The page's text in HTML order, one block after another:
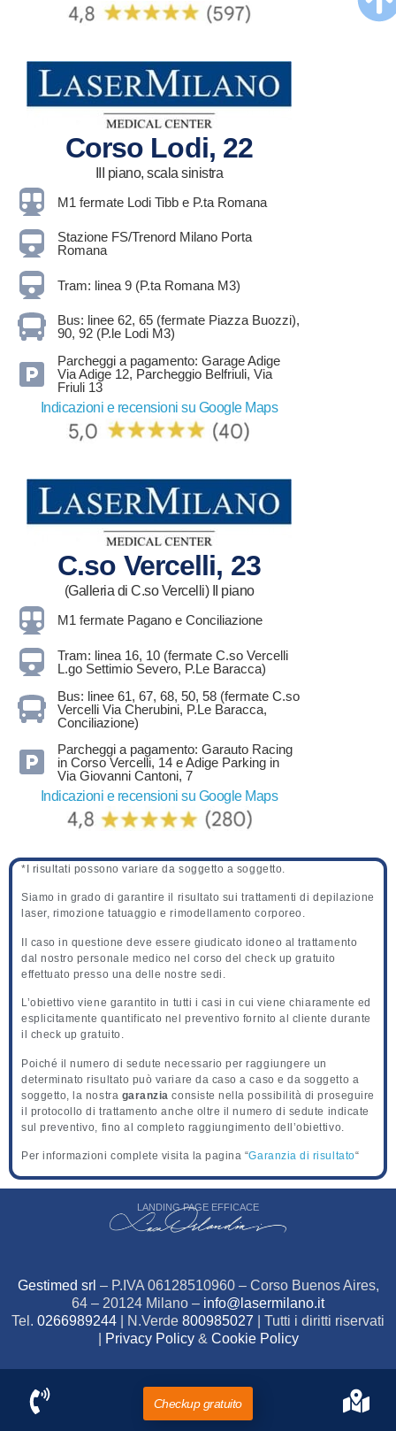
Corso Lodi, 22
III piano, scala sinistra
M1 fermate Lodi Tibb e P.ta Romana
Stazione FS/Trenord Milano Porta
Romana
Tram: linea 9 (P.ta Romana M3)
Bus: linee 62, 65 (fermate Piazza Buozzi),
90, 92 (P.le Lodi M3)
Parcheggi a pagamento: Garage Adige
Via Adige 12, Parcheggio Belfriuli, Via
Friuli 13
Indicazioni e recensioni su Google Maps
C.so Vercelli, 23
(Galleria di C.so Vercelli) II piano
M1 fermate Pagano e Conciliazione
Tram: linea 16, 10 (fermate C.so Vercelli
L.go Settimio Severo, P.Le Baracca)
Bus: linee 61, 67, 68, 50, 58 (fermate C.so
Vercelli Via Cherubini, P.Le Baracca,
Conciliazione)
Parcheggi a pagamento: Garauto Racing
in Corso Vercelli, 14 e Adige Parking in
Via Giovanni Cantoni, 7
Indicazioni e recensioni su Google Maps
*I risultati possono variare da soggetto a soggetto.
Siamo in grado di garantire il risultato sui trattamenti di depilazione
laser, rimozione tatuaggio e rimodellamento corporeo.
Il caso in questione deve essere giudicato idoneo al trattamento
dal nostro personale medico nel corso del check up gratuito
effettuato presso una delle nostre sedi.
L’obiettivo viene garantito in tutti i casi in cui viene chiaramente ed
esplicitamente quantificato nel preventivo fornito al cliente durante
il check up gratuito.
Poiché il numero di sedute necessario per raggiungere un
determinato risultato può variare da caso a caso e da soggetto a
soggetto, la nostra garanzia consiste nella possibilità di proseguire
il protocollo di trattamento anche oltre il numero di sedute indicate
sul preventivo, fino al completo raggiungimento dell’obiettivo.
Per informazioni complete visita la pagina “Garanzia di risultato“
LANDING PAGE EFFICACE
Gestimed srl – P.IVA 06128510960 – Corso Buenos Aires,
64 – 20124 Milano – info@lasermilano.it
Tel. 0266989244 | N.Verde 800985027 | Tutti i diritti riservati
Privacy Policy& Cookie Policy
Checkup gratuito